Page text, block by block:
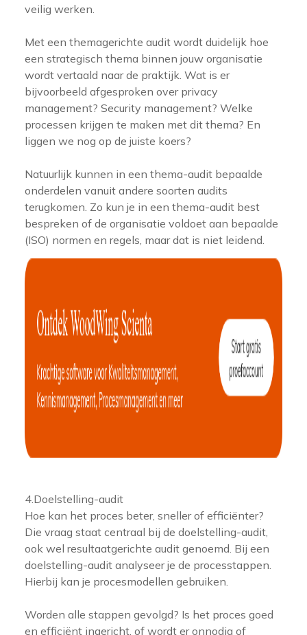
veilig werken.
Met een themagerichte audit wordt duidelijk hoe
een strategisch thema binnen jouw organisatie
wordt vertaald naar de praktijk. Wat is er
bijvoorbeeld afgesproken over privacy
management? Security management? Welke
processen krijgen te maken met dit thema? En
liggen we nog op de juiste koers?
Natuurlijk kunnen in een thema-audit bepaalde
onderdelen vanuit andere soorten audits
terugkomen. Zo kun je in een thema-audit best
bespreken of de organisatie voldoet aan bepaalde
(ISO) normen en regels, maar dat is niet leidend.
4.Doelstelling-audit
Hoe kan het proces beter, sneller of efficiënter?
Die vraag staat centraal bij de doelstelling-audit,
ook wel resultaatgerichte audit genoemd. Bij een
doelstelling-audit analyseer je de processtappen.
Hierbij kan je procesmodellen gebruiken.
Worden alle stappen gevolgd? Is het proces goed
en efficiënt ingericht, of wordt er onnodig of